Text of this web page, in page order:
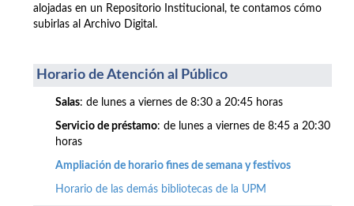
alojadas en un Repositorio Institucional, te contamos cómo
subirlas al Archivo Digital.
Horario de Atención al Público
Salas: de lunes a viernes de 8:30 a 20:45 horas
Servicio de préstamo: de lunes a viernes de 8:45 a 20:30
horas
Ampliación de horario fines de semana y festivos
Horario de las demás bibliotecas de la UPM